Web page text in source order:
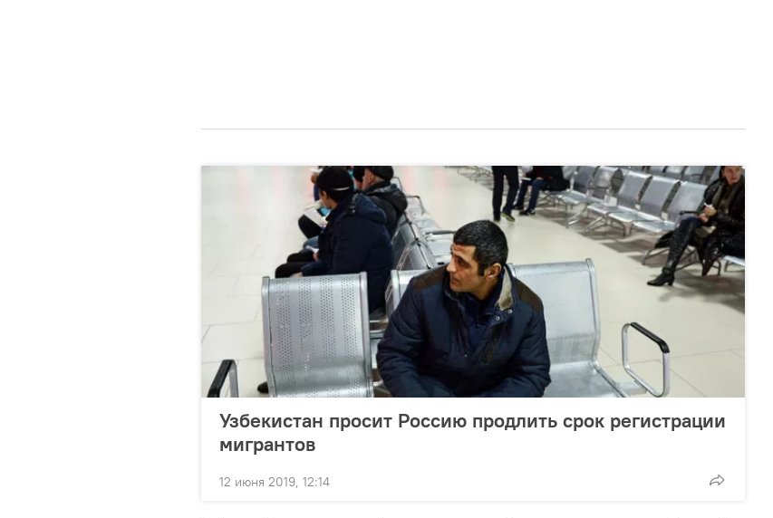
Узбекистан просит Россию продлить срок регистрации
мигрантов
12 июня 2019, 12:14